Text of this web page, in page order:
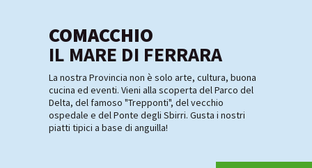
COMACCHIO
IL MARE DI FERRARA
La nostra Provincia non è solo arte, cultura, buona
cucina ed eventi. Vieni alla scoperta del Parco del
Delta, del famoso "Trepponti", del vecchio
ospedale e del Ponte degli Sbirri. Gusta i nostri
piatti tipici a base di anguilla!